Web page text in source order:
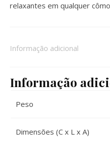
relaxantes em qualquer
Informação adicional
Informação
Peso
Dimensões (C x L x A)